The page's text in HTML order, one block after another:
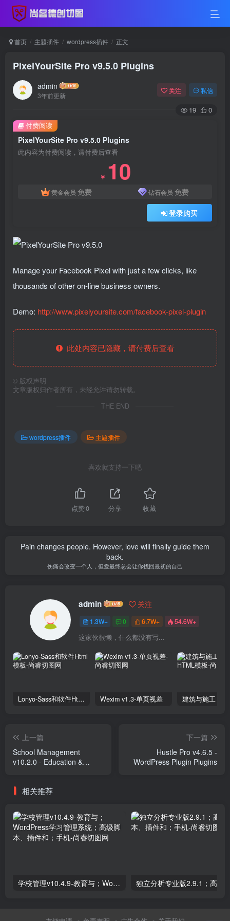
首页 主题插件 wordpress插件 正文
PixelYourSite Pro v9.5.0 Plugins
admin
3年前更新
关注 私信
19 0
PixelYourSite Pro v9.5.0 Plugins
此内容为付费阅读，请付费后查看
￥ 10
黄金会员 免费 钻石会员 免费
登录购买
付费阅读
Manage your Facebook Pixel with just a few clicks, like
thousands of other on-line business owners.
Demo: http://www.pixelyoursite.com/facebook-pixel-plugin
此处内容已隐藏，请付费后查看
© 版权声明
文章版权归作者所有，未经允许请勿转载。
THE END
wordpress插件 主题插件
喜欢就支持一下吧
点赞0 分享 收藏
Pain changes people. However, love will finally guide them
back.
伤痛会改变一个人，但爱最终总会让你找回最初的自己
admin 关注
1.3W+ 0 6.7W+ 54.6W+
这家伙很懒，什么都没有写...
Lonyo-Sass和软件Html模板 Wexim v1.3-单页视差
上一篇
School Management
v10.2.0 - Education &
Plugins
下一篇
Hustle Pro v4.6.5 -
WordPress Plugin Plugins
相关推荐
学校管理v10.4.9-教育与；WordPress学习管理系统；高级脚本、插件和；手机